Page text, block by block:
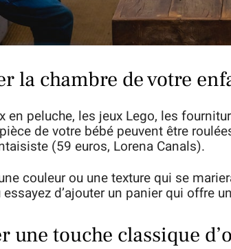
la chambre de votre
en peluche, les jeux Lego, les
de votre bébé peuvent être
(59 euros, Lorena Canals).
couleur ou une texture qui se
essayez d’ajouter un panier qui offre
une touche classique